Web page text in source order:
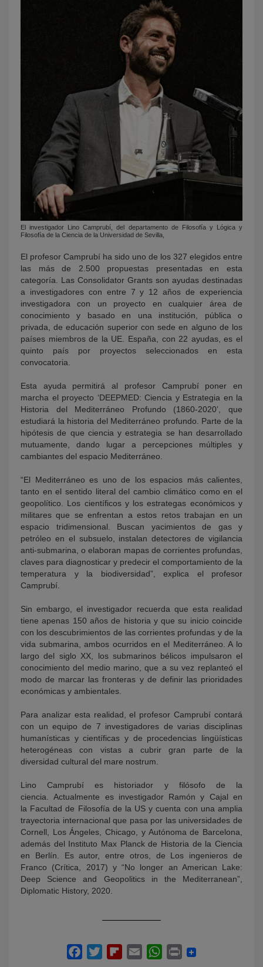
El investigador Lino Camprubí, del departamento de Filosofía y Lógica y
Filosofía de la Ciencia de la Universidad de Sevilla,
El profesor Camprubí ha sido uno de los 327 elegidos entre
las más de 2.500 propuestas presentadas en esta
categoría. Las Consolidator Grants son ayudas destinadas
a investigadores con entre 7 y 12 años de experiencia
investigadora con un proyecto en cualquier área de
conocimiento y basado en una institución, pública o
privada, de educación superior con sede en alguno de los
países miembros de la UE. España, con 22 ayudas, es el
quinto país por proyectos seleccionados en esta
convocatoria.
Esta ayuda permitirá al profesor Camprubí poner en
marcha el proyecto ‘DEEPMED: Ciencia y Estrategia en la
Historia del Mediterráneo Profundo (1860-2020’, que
estudiará la historia del Mediterráneo profundo. Parte de la
hipótesis de que ciencia y estrategia se han desarrollado
mutuamente, dando lugar a percepciones múltiples y
cambiantes del espacio Mediterráneo.
“El Mediterráneo es uno de los espacios más calientes,
tanto en el sentido literal del cambio climático como en el
geopolítico. Los científicos y los estrategas económicos y
militares que se enfrentan a estos retos trabajan en un
espacio tridimensional. Buscan yacimientos de gas y
petróleo en el subsuelo, instalan detectores de vigilancia
anti-submarina, o elaboran mapas de corrientes profundas,
claves para diagnosticar y predecir el comportamiento de la
temperatura y la biodiversidad”, explica el profesor
Camprubí.
Sin embargo, el investigador recuerda que esta realidad
tiene apenas 150 años de historia y que su inicio coincide
con los descubrimientos de las corrientes profundas y de la
vida submarina, ambos ocurridos en el Mediterráneo. A lo
largo del siglo XX, los submarinos bélicos impulsaron el
conocimiento del medio marino, que a su vez replanteó el
modo de marcar las fronteras y de definir las prioridades
económicas y ambientales.
Para analizar esta realidad, el profesor Camprubí contará
con un equipo de 7 investigadores de varias disciplinas
humanísticas y científicas y de procedencias lingüísticas
heterogéneas con vistas a cubrir gran parte de la
diversidad cultural del mare nostrum.
Lino Camprubí es historiador y filósofo de la
ciencia. Actualmente es investigador Ramón y Cajal en
la Facultad de Filosofía de la US y cuenta con una amplia
trayectoria internacional que pasa por las universidades de
Cornell, Los Ángeles, Chicago, y Autónoma de Barcelona,
además del Instituto Max Planck de Historia de la Ciencia
en Berlín. Es autor, entre otros, de Los ingenieros de
Franco (Crítica, 2017) y “No longer an American Lake:
Deep Science and Geopolitics in the Mediterranean”,
Diplomatic History, 2020.